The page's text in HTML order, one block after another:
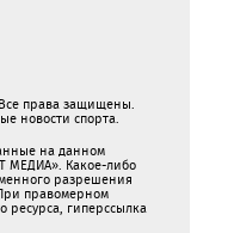
права защищены.
новости спорта.
на данном
МЕДИА». Какое-либо
разрешения
правомерном
ресурса, гиперссылка